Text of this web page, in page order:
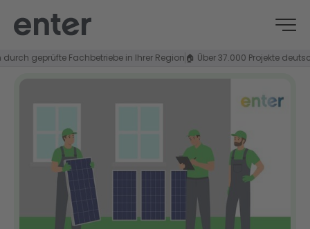
geprüfte Fachbetriebe in Ihrer Region🏠 Über 37.000 Projekte